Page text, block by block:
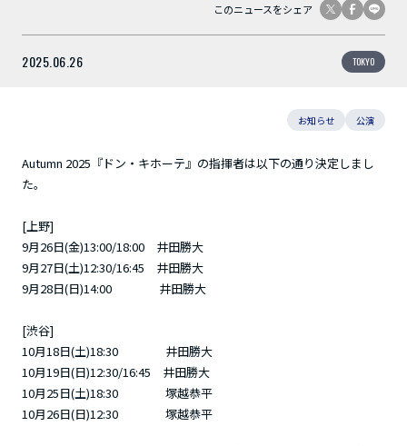
このニュースをシェア
2025.06.26 TOKYO
お知らせ 公演
Autumn 2025『ドン・キホーテ』の指揮者は以下の通り決定しまし
た。
[上野]
9月26日(金)13:00/18:00 井田勝大
9月27日(土)12:30/16:45 井田勝大
9月28日(日)14:00 井田勝大
[渋谷]
10月18日(土)18:30 井田勝大
10月19日(日)12:30/16:45 井田勝大
10月25日(土)18:30 塚越恭平
10月26日(日)12:30 塚越恭平